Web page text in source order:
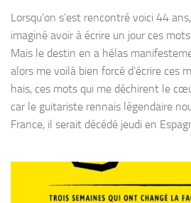
Lorsqu’on s’est rencontré voici 44
imaginé avoir à écrire un jour ces
Mais le destin en a hélas
alors me voilà bien forcé d’écrire ces
hais, ces mots qui me déchirent le
car le guitariste rennais légendaire
France, il serait décédé jeudi en